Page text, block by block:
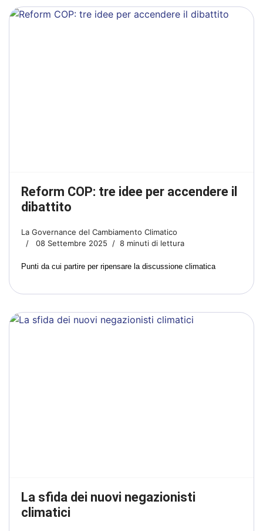
Reform COP: tre idee per accendere il
dibattito
La Governance del Cambiamento Climatico
08 Settembre 2025
8 minuti di lettura
Punti da cui partire per ripensare la discussione climatica
La sfida dei nuovi negazionisti
climatici